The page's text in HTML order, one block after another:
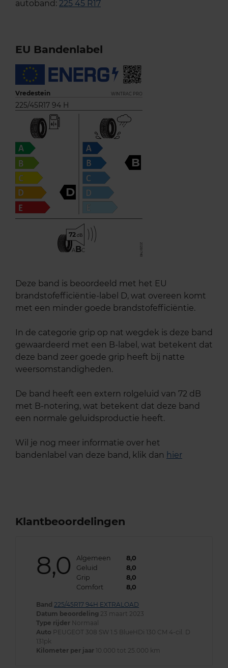
autoband: 225 45 R17
EU Bandenlabel
Vredestein WINTRAC PRO
225/45R17 94 H
D
B
72
ABC
Deze band is beoordeeld met het EU
brandstofefficiëntie-label D, wat overeen komt
met een minder goede brandstofefficiëntie.
In de categorie grip op nat wegdek is deze band
gewaardeerd met een B-label, wat betekent dat
deze band zeer goede grip heeft bij natte
weersomstandigheden.
De band heeft een extern rolgeluid van 72 dB
met B-notering, wat betekent dat deze band
een normale geluidsproductie heeft.
Wil je nog meer informatie over het
bandenlabel van deze band, klik dan hier
Klantbeoordelingen
8,0 Algemeen
8,0
Geluid
8,0
Grip
8,0
Comfort
8,0
Band 225/45R17 94H EXTRALOAD
Datum beoordeling 23 maart 2023
Type rijder Normaal
Auto PEUGEOT 308 SW 1.5 BlueHDi 130 CM 4-cil. D
131pk
Kilometer per jaar 10.000 tot 25.000 km